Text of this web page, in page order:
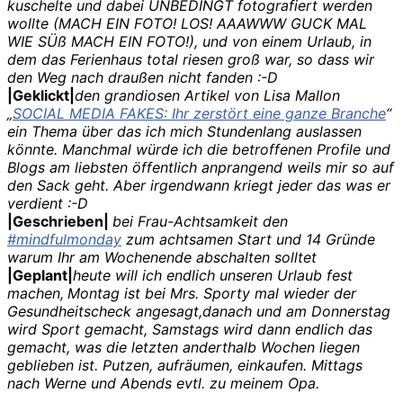
kuschelte und dabei UNBEDINGT fotografiert werden
wollte (MACH EIN FOTO! LOS! AAAWWW GUCK MAL
WIE SÜß MACH EIN FOTO!), und von einem Urlaub, in
dem das Ferienhaus total riesen groß war, so dass wir
den Weg nach draußen nicht fanden :-D
|Geklickt| den grandiosen Artikel von Lisa Mallon
„SOCIAL MEDIA FAKES: Ihr zerstört eine ganze Branche“
ein Thema über das ich mich Stundenlang auslassen
könnte. Manchmal würde ich die betroffenen Profile und
Blogs am liebsten öffentlich anprangend weils mir so auf
den Sack geht. Aber irgendwann kriegt jeder das was er
verdient :-D
|Geschrieben| bei Frau-Achtsamkeit den
#mindfulmonday zum achtsamen Start und 14 Gründe
warum Ihr am Wochenende abschalten solltet
|Geplant| heute will ich endlich unseren Urlaub fest
machen, Montag ist bei Mrs. Sporty mal wieder der
Gesundheitscheck angesagt,danach und am Donnerstag
wird Sport gemacht, Samstags wird dann endlich das
gemacht, was die letzten anderthalb Wochen liegen
geblieben ist. Putzen, aufräumen, einkaufen. Mittags
nach Werne und Abends evtl. zu meinem Opa.